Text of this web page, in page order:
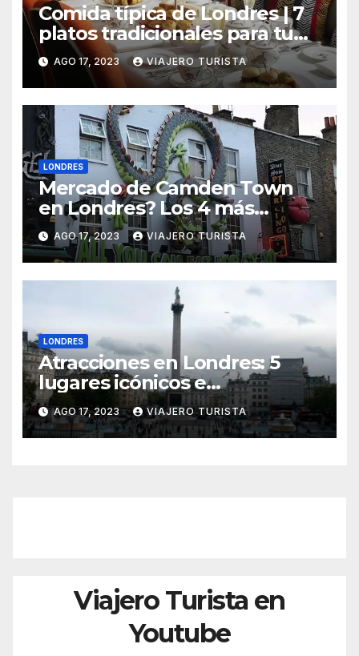
Comida típica de Londres | 7
platos tradicionales para tu
viaje
AGO 17, 2023 VIAJERO TURISTA
LONDRES
Mercado de Camden Town
en Londres? Los 4 más
importantes
AGO 17, 2023 VIAJERO TURISTA
LONDRES
Atracciones en Londres: 5
lugares icónicos e
imperdibles
AGO 17, 2023 VIAJERO TURISTA
Viajero Turista en
Youtube